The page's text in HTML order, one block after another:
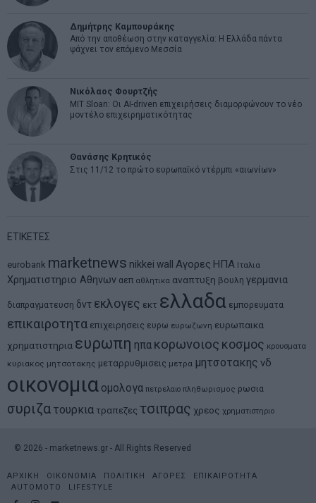
Δημήτρης Καμπουράκης
Από την αποθέωση στην καταγγελία: Η Ελλάδα πάντα
ψάχνει τον επόμενο Μεσσία
Νικόλαος Φουρτζής
MIT Sloan: Οι AI-driven επιχειρήσεις διαμορφώνουν το νέο
μοντέλο επιχειρηματικότητας
Θανάσης Κρητικός
Στις 11/12 το πρώτο ευρωπαϊκό ντέρμπι «αιωνίων»
ΕΤΙΚΕΤΕΣ
eurobank marketnews nikkei wall Αγορες ΗΠΑ Ιταλια
Χρηματιστηριο Αθηνων αεπ αθλητικα αναπτυξη βουλη γερμανια
διαπραγματευση δντ εκλογες εκτ ελλαδα εμπορευματα
επικαιροτητα επιχειρησεις ευρω ευρωζωνη ευρωπαικα
χρηματιστηρια ευρωπη ηπα κορωνοιος κοσμος κρουσματα
κυριακος μητσοτακης μεταρρυθμισεις μετρα μητσοτακης νδ
οικονομια ομολογα πετρελαιο πληθωρισμος ρωσια
συριζα τουρκια τραπεζες τσιπρας χρεος χρηματιστηριο
© 2026 - marketnews.gr - All Rights Reserved
ΑΡΧΙΚΗ ΟΙΚΟΝΟΜΙΑ ΠΟΛΙΤΙΚΗ ΑΓΟΡΕΣ
ΕΠΙΚΑΙΡΟΤΗΤΑ
AUTOMOTO
LIFESTYLE